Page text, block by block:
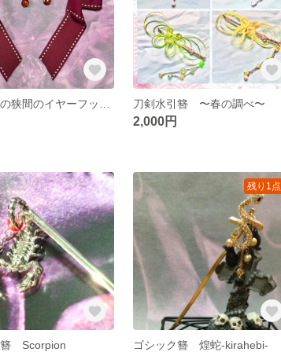
刀剣水引簪 〜春の調べ〜
2,000円
簪 Scorpion
残り1点
ゴシック簪 煌蛇-kirahebi-